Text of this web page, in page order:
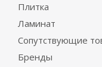
Плитка
Ламинат
Сопутствующие
Бренды